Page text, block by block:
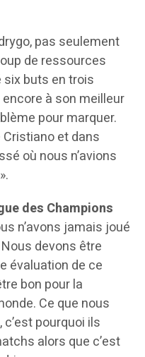
pas seulement
de ressources
buts en trois
encore à son meilleur
pour marquer.
Cristiano et dans
où nous n’avions
des Champions
n’avons jamais joué
devons être
évaluation de ce
bon pour la
Ce que nous
pourquoi ils
alors que c’est